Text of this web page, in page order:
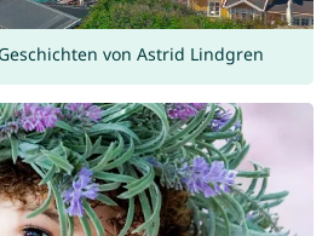
von Astrid Lindgren